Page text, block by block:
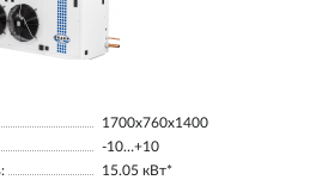
1700х760х1400
-10…+10
15.05 кВт*